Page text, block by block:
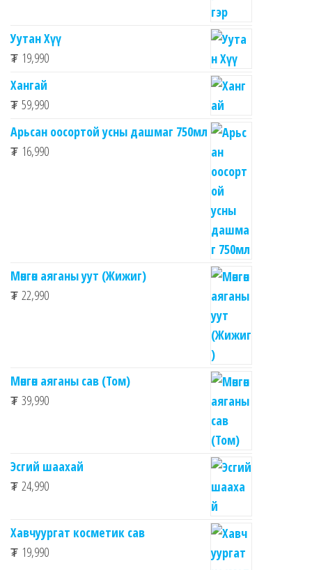
Уутан Хүү
₮ 19,990
Хангай
₮ 59,990
Арьсан оосортой усны дашмаг 750мл
₮ 16,990
Мөнгөн аяганы уут (Жижиг)
₮ 22,990
Мөнгөн аяганы сав (Том)
₮ 39,990
Эсгий шаахай
₮ 24,990
Хавчуургат косметик сав
₮ 19,990